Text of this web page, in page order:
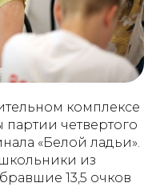
комплексе
четвертого
«Белой ладьи».
из
13,5 очков